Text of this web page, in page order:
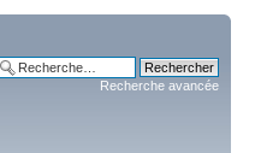
Recherche avancée